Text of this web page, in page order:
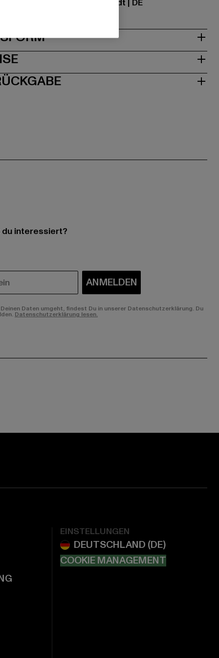
7 | 64372 Ober-Ramstadt | DE
PASSFORM
interessiert?
ANMELDEN
Daten umgeht, findest Du in unserer Datenschutzerklärung. Du
Datenschutzerklärung lesen.
EINSTELLUNGEN
COOKIE MANAGEMENT